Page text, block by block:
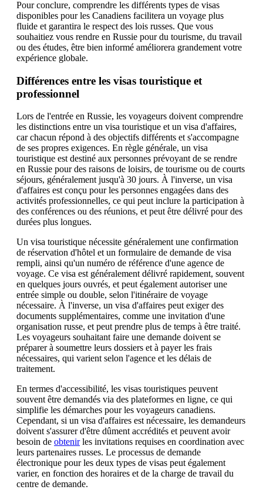
Pour conclure, comprendre les différents types de visas
disponibles pour les Canadiens facilitera un voyage plus
fluide et garantira le respect des lois russes. Que vous
souhaitiez vous rendre en Russie pour du tourisme, du travail
ou des études, être bien informé améliorera grandement votre
expérience globale.
Différences entre les visas touristique et
professionnel
Lors de l'entrée en Russie, les voyageurs doivent comprendre
les distinctions entre un visa touristique et un visa d'affaires,
car chacun répond à des objectifs différents et s'accompagne
de ses propres exigences. En règle générale, un visa
touristique est destiné aux personnes prévoyant de se rendre
en Russie pour des raisons de loisirs, de tourisme ou de courts
séjours, généralement jusqu'à 30 jours. À l'inverse, un visa
d'affaires est conçu pour les personnes engagées dans des
activités professionnelles, ce qui peut inclure la participation à
des conférences ou des réunions, et peut être délivré pour des
durées plus longues.
Un visa touristique nécessite généralement une confirmation
de réservation d'hôtel et un formulaire de demande de visa
rempli, ainsi qu'un numéro de référence d'une agence de
voyage. Ce visa est généralement délivré rapidement, souvent
en quelques jours ouvrés, et peut également autoriser une
entrée simple ou double, selon l'itinéraire de voyage
nécessaire. À l'inverse, un visa d'affaires peut exiger des
documents supplémentaires, comme une invitation d'une
organisation russe, et peut prendre plus de temps à être traité.
Les voyageurs souhaitant faire une demande doivent se
préparer à soumettre leurs dossiers et à payer les frais
nécessaires, qui varient selon l'agence et les délais de
traitement.
En termes d'accessibilité, les visas touristiques peuvent
souvent être demandés via des plateformes en ligne, ce qui
simplifie les démarches pour les voyageurs canadiens.
Cependant, si un visa d'affaires est nécessaire, les demandeurs
doivent s'assurer d'être dûment accrédités et peuvent avoir
besoin de obtenirles invitations requises en coordination avec
leurs partenaires russes. Le processus de demande
électronique pour les deux types de visas peut également
varier, en fonction des horaires et de la charge de travail du
centre de demande.